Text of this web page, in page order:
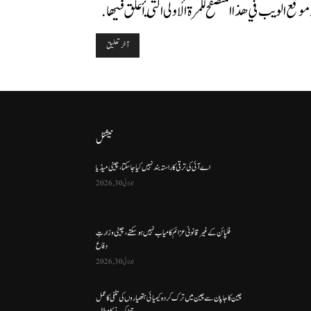
الويب في هذا المتصفح للمرة الأولى التي أعلق فيها.
نیشنل
اے آئی کی ترقی کا راستہ بند نہیں کیا جا سکتا، چینی میڈیا
جولائی 30, 2026
فلپائن کے غیر قانونی عزائم کامیاب نہیں ہو سکتے ، چینی وزارتِ
دفاع
جولائی 30, 2026
چین کا جاپان سے چین میں ترک کردہ کیمیائی ہتھیاروں کی تلفی کا عمل